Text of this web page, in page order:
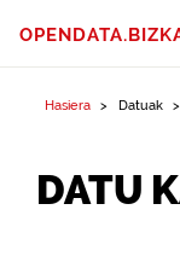
Hasiera Datuak
DATU